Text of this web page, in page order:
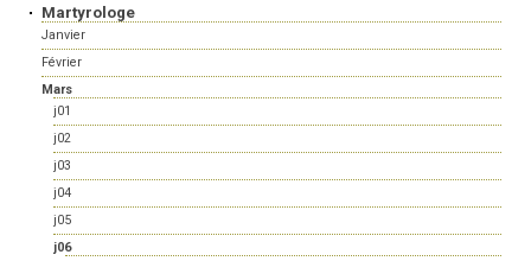
Martyrologe
Janvier
Février
Mars
j01
j02
j03
j04
j05
j06